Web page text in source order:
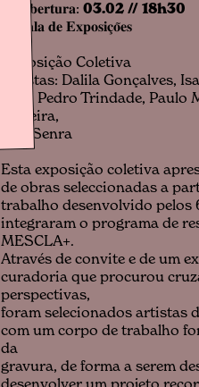
📅 𝐀𝐛𝐞𝐫𝐭𝐮𝐫𝐚:03.02 // 18h30
📌 𝐒𝐚𝐥𝐚 𝐝𝐞 𝐄𝐱𝐩𝐨𝐬𝐢𝐜̧𝐨̃𝐞𝐬
Exposição Coletiva
Artistas: Dalila Gonçalves,
João Pedro Trindade, Paulo
Moreira,
Rita Senra
Esta exposição coletiva
de obras seleccionadas a
trabalho desenvolvido pelos
integraram o programa de
MESCLA+.
Através de convite e de um
curadoria que procurou
perspectivas,
foram selecionados artistas
com um corpo de trabalho
da
gravura, de forma a serem